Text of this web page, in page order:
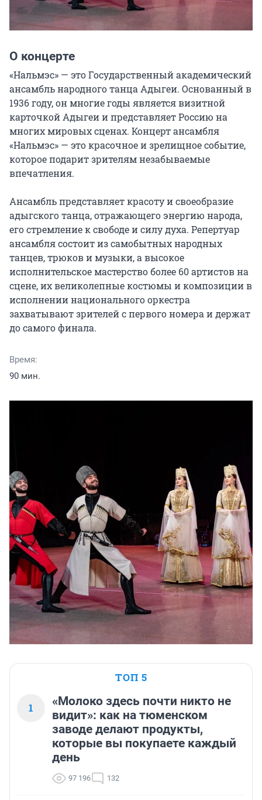
О концерте
«Нальмэс» — это Государственный академический
ансамбль народного танца Адыгеи. Основанный в
1936 году, он многие годы является визитной
карточкой Адыгеи и представляет Россию на
многих мировых сценах. Концерт ансамбля
«Нальмэс» — это красочное и зрелищное событие,
которое подарит зрителям незабываемые
впечатления.
Ансамбль представляет красоту и своеобразие
адыгского танца, отражающего энергию народа,
его стремление к свободе и силу духа. Репертуар
ансамбля состоит из самобытных народных
танцев, трюков и музыки, а высокое
исполнительское мастерство более 60 артистов на
сцене, их великолепные костюмы и композиции в
исполнении национального оркестра
захватывают зрителей с первого номера и держат
до самого финала.
Время:
90 мин.
ТОП 5
1
«Молоко здесь почти никто не
видит»: как на тюменском
заводе делают продукты,
которые вы покупаете каждый
день
97 196 132